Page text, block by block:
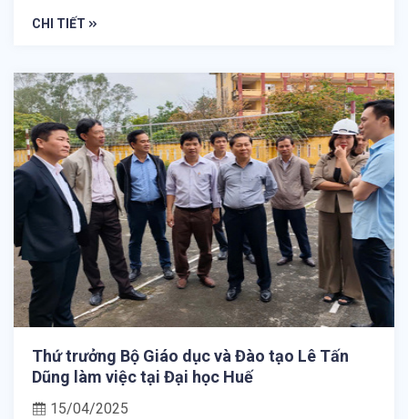
CHI TIẾT
Thứ trưởng Bộ Giáo dục và Đào tạo Lê Tấn
Dũng làm việc tại Đại học Huế
15/04/2025